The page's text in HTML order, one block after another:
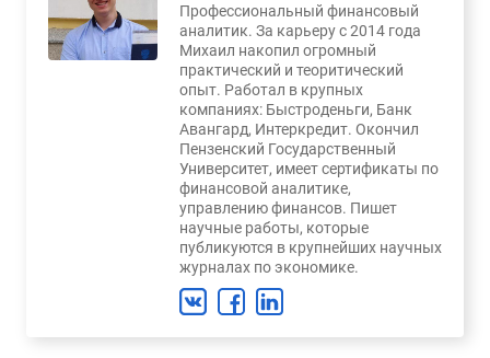
Профессиональный финансовый
аналитик. За карьеру с 2014 года
Михаил накопил огромный
практический и теоритический
опыт. Работал в крупных
компаниях: Быстроденьги, Банк
Авангард, Интеркредит. Окончил
Пензенский Государственный
Университет, имеет сертификаты по
финансовой аналитике,
управлению финансов. Пишет
научные работы, которые
публикуются в крупнейших научных
журналах по экономике.